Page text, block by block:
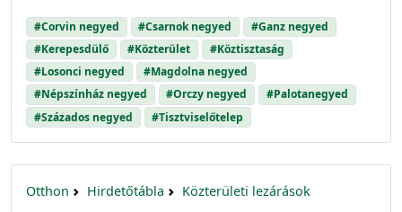
#Corvin negyed #Csarnok negyed
#Ganz negyed
#Kerepesdülő
#Közterület
#Köztisztaság
#Losonci negyed
#Magdolna negyed
#Népszínház negyed
#Orczy negyed
#Palotanegyed
#Százados negyed
#Tisztviselőtelep
Otthon Hirdetőtábla Közterületi lezárások